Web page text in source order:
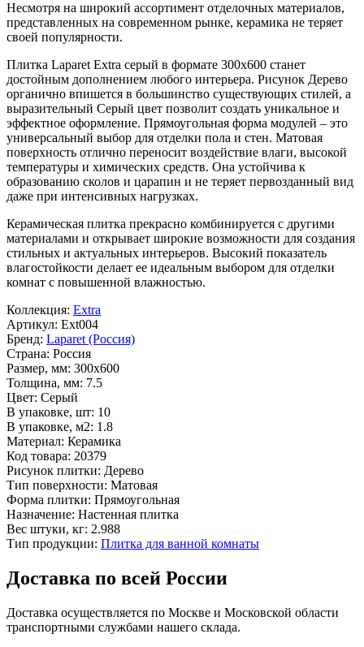
Несмотря на широкий ассортимент отделочных материалов,
представленных на современном рынке, керамика не теряет
своей популярности.
Плитка Laparet Extra серый в формате 300x600 станет
достойным дополнением любого интерьера. Рисунок Дерево
органично впишется в большинство существующих стилей, а
выразительный Серый цвет позволит создать уникальное и
эффектное оформление. Прямоугольная форма модулей – это
универсальный выбор для отделки пола и стен. Матовая
поверхность отлично переносит воздействие влаги, высокой
температуры и химических средств. Она устойчива к
образованию сколов и царапин и не теряет первозданный вид
даже при интенсивных нагрузках.
Керамическая плитка прекрасно комбинируется с другими
материалами и открывает широкие возможности для создания
стильных и актуальных интерьеров. Высокий показатель
влагостойкости делает ее идеальным выбором для отделки
комнат с повышенной влажностью.
Коллекция: Extra
Артикул: Ext004
Бренд: Laparet (Россия)
Страна: Россия
Размер, мм: 300x600
Толщина, мм: 7.5
Цвет: Серый
В упаковке, шт: 10
В упаковке, м2: 1.8
Материал: Керамика
Код товара: 20379
Рисунок плитки: Дерево
Тип поверхности: Матовая
Форма плитки: Прямоугольная
Назначение: Настенная плитка
Вес штуки, кг: 2.988
Тип продукции: Плитка для ванной комнаты
Доставка по всей России
Доставка осуществляется по Москве и Московской области
транспортными службами нашего склада.